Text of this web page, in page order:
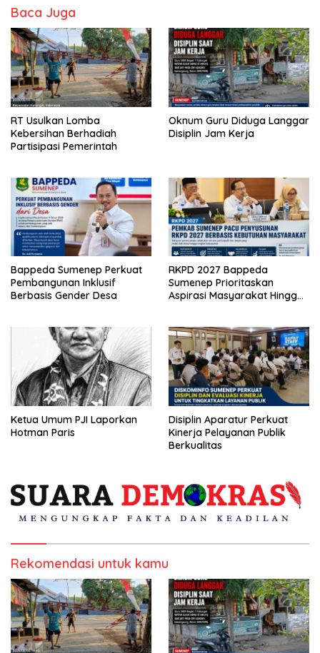
Baca Juga
RT Usulkan Lomba
Kebersihan Berhadiah
Partisipasi Pemerintah
Oknum Guru Diduga Langgar
Disiplin Jam Kerja
Bappeda Sumenep Perkuat
Pembangunan Inklusif
Berbasis Gender Desa
RKPD 2027 Bappeda
Sumenep Prioritaskan
Aspirasi Masyarakat Hingga
Ketua Umum PJI Laporkan
Hotman Paris
Disiplin Aparatur Perkuat
Kinerja Pelayanan Publik
Berkualitas
Rekomendasi untuk kamu